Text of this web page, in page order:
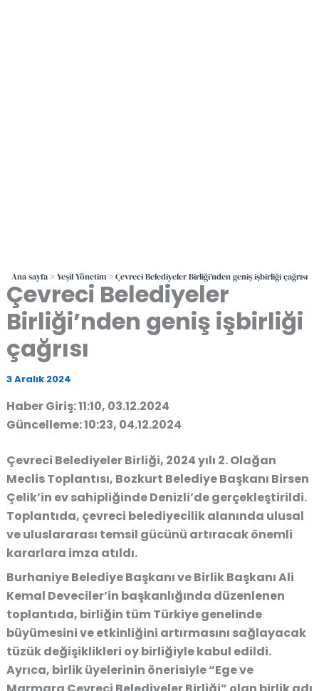
Ana sayfa Yeşil Yönetim Çevreci Belediyeler Birliği’nden geniş işbirliği çağrısı
Çevreci Belediyeler
Birliği’nden geniş işbirliği
çağrısı
3 Aralık 2024
Haber Giriş: 11:10, 03.12.2024
Güncelleme: 10:23, 04.12.2024
Çevreci Belediyeler Birliği, 2024 yılı 2. Olağan
Meclis Toplantısı, Bozkurt Belediye Başkanı Birsen
Çelik’in ev sahipliğinde Denizli’de gerçekleştirildi.
Toplantıda, çevreci belediyecilik alanında ulusal
ve uluslararası temsil gücünü artıracak önemli
kararlara imza atıldı.
Burhaniye Belediye Başkanı ve Birlik Başkanı Ali
Kemal Deveciler’in başkanlığında düzenlenen
toplantıda, birliğin tüm Türkiye genelinde
büyümesini ve etkinliğini artırmasını sağlayacak
tüzük değişiklikleri oy birliğiyle kabul edildi.
Ayrıca, birlik üyelerinin önerisiyle “Ege ve